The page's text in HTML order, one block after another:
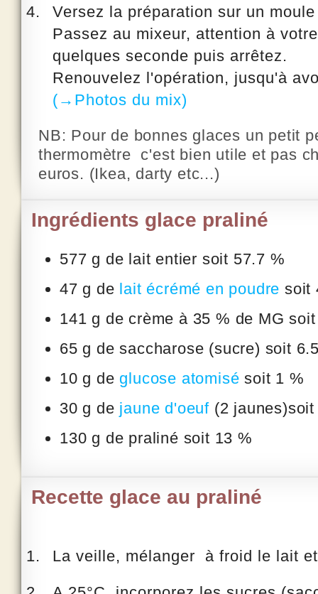
Versez la préparation sur un
Passez au mixeur, attention à
quelques seconde puis arrêtez.
Renouvelez l'opération, jusqu'à
(→Photos du mix)
NB: Pour de bonnes glaces un petit
thermomètre c'est bien utile et pas
euros. (Ikea, darty etc...)
Ingrédients glace praliné
577 g de lait entier soit 57.7 %
47 g de lait écrémé en poudre soit
141 g de crème à 35 % de MG
65 g desaccharose (sucre) soit
10 g de glucose atomisé soit 1 %
30 g de jaune d'oeuf (2
130 g de praliné soit 13 %
Recette glace au praliné
La veille, mélanger à froid le lait